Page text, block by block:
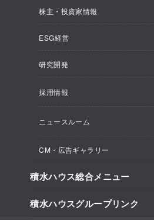
会社情報トップ
事業概要
企業理念
株主・投資家情報
株主・投資家情報トップ
IRトピックス
経営計画
M.D.C. Holdings, Incの買収
受注速報
ESG経営
ESG経営トップ
CEOメッセージ
ESG経営の方針・体制
マテリアリティ
環境
研究開発
しあわせ住まい研究所
総合住宅研究所
採用情報
ニュースルーム
CM・広告ギャラリー
CM・広告ギャラリートップ
CM一覧
積水ハウス総合メニュー
住まい
積水ハウスグループリンク